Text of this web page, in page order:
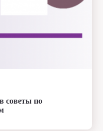
советы по